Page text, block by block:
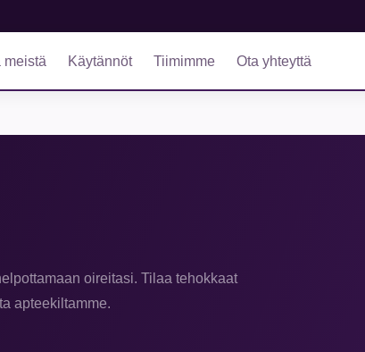
meistä Käytännöt Tiimimme Ota yhteyttä
oireitasi. Tilaa tehokkaat
apteekiltamme.